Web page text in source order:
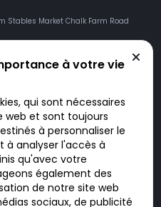
Stables Market Chalk Farm Road
mise en relation et n’est pas une
ni ne livrons de médicaments ou
les produits, médicaments et prix
du respect des lois en
site se fait à vos risques et sous
utilisez ce site de votre propre
à votre vie
qui sont nécessaires
et sont toujours
à personnaliser le
à analyser l'accès à
qu'avec votre
également des
de notre site web
sociaux, de publicité